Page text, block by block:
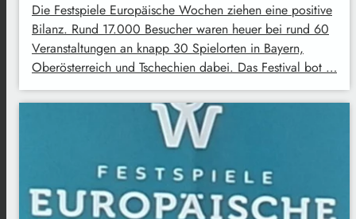
Die Festspiele Europäische Wochen ziehen eine positive
Bilanz. Rund 17.000 Besucher waren heuer bei rund 60
Veranstaltungen an knapp 30 Spielorten in Bayern,
Oberösterreich und Tschechien dabei. Das Festival bot …